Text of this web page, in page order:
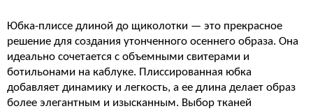
Юбка-плиссе длиной до щиколотки — это прекрасное
решение для создания утонченного осеннего образа. Она
идеально сочетается с объемными свитерами и
ботильонами на каблуке. Плиссированная юбка
добавляет динамику и легкость, а ее длина делает образ
более элегантным и изысканным. Выбор тканей